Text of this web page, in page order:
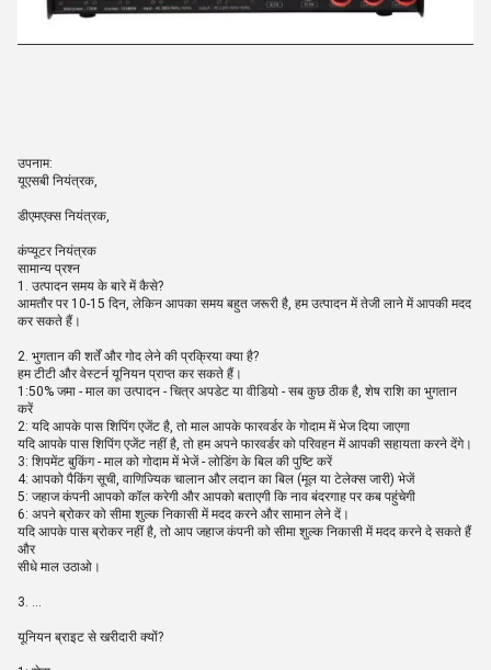
उपनाम:
यूएसबी नियंत्रक,
डीएमएक्स नियंत्रक,
कंप्यूटर नियंत्रक
सामान्य प्रश्न
1. उत्पादन समय के बारे में कैसे?
आमतौर पर 10-15 दिन, लेकिन आपका समय बहुत जरूरी है, हम उत्पादन में तेजी लाने में आपकी मदद
कर सकते हैं।
2. भुगतान की शर्तें और गोद लेने की प्रक्रिया क्या है?
हम टीटी और वेस्टर्न यूनियन प्राप्त कर सकते हैं।
1:50% जमा - माल का उत्पादन - चित्र अपडेट या वीडियो - सब कुछ ठीक है, शेष राशि का भुगतान
करें
2: यदि आपके पास शिपिंग एजेंट है, तो माल आपके फारवर्डर के गोदाम में भेज दिया जाएगा
यदि आपके पास शिपिंग एजेंट नहीं है, तो हम अपने फारवर्डर को परिवहन में आपकी सहायता करने देंगे।
3: शिपमेंट बुकिंग - माल को गोदाम में भेजें - लोडिंग के बिल की पुष्टि करें
4: आपको पैकिंग सूची, वाणिज्यिक चालान और लदान का बिल (मूल या टेलेक्स जारी) भेजें
5: जहाज कंपनी आपको कॉल करेगी और आपको बताएगी कि नाव बंदरगाह पर कब पहुंचेगी
6: अपने ब्रोकर को सीमा शुल्क निकासी में मदद करने और सामान लेने दें।
यदि आपके पास ब्रोकर नहीं है, तो आप जहाज कंपनी को सीमा शुल्क निकासी में मदद करने दे सकते हैं
और
सीधे माल उठाओ।
3. ...
यूनियन ब्राइट से खरीदारी क्यों?